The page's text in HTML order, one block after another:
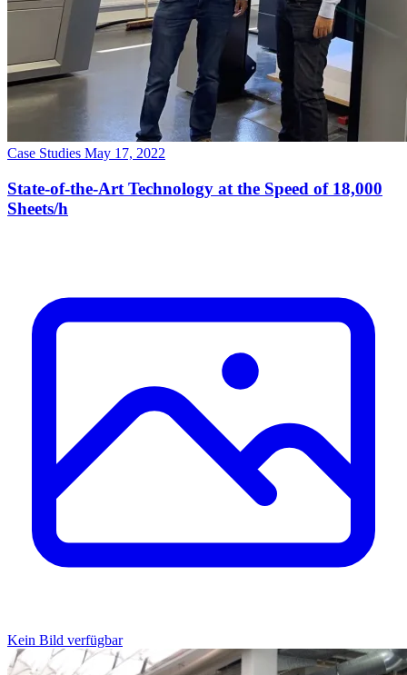
Case Studies May 17, 2022
State-of-the-Art Technology at the Speed of 18,000
Sheets/h
Kein Bild verfügbar